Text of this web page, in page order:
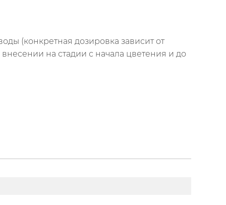
(конкретная дозировка зависит от
на стадии с начала цветения и до